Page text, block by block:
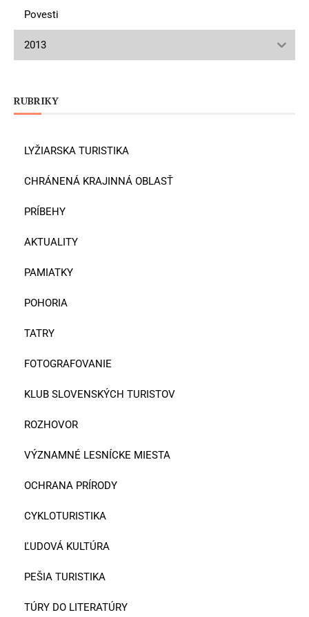
Povesti
2013
RUBRIKY
LYŽIARSKA TURISTIKA
CHRÁNENÁ KRAJINNÁ OBLASŤ
PRÍBEHY
AKTUALITY
PAMIATKY
POHORIA
TATRY
FOTOGRAFOVANIE
KLUB SLOVENSKÝCH TURISTOV
ROZHOVOR
VÝZNAMNÉ LESNÍCKE MIESTA
OCHRANA PRÍRODY
CYKLOTURISTIKA
ĽUDOVÁ KULTÚRA
PEŠIA TURISTIKA
TÚRY DO LITERATÚRY